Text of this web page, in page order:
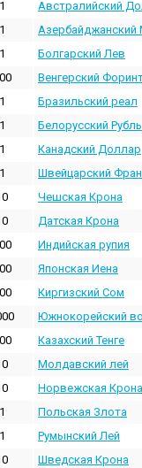
1 Австралийский
1 Азербайджанский
1 Болгарский Лев
Венгерский
1 Бразильский реал
1 Белорусский Рубль
1 Канадский Доллар
1 Швейцарский
Чешская Крона
Датская Крона
Индийская pупия
Японская Иена
Киргизский Сом
Южнокорейский
Казахский Тенге
Молдавский лей
Норвежская Крона
1 Польская Злота
1 Румынский Лей
Шведская Крона